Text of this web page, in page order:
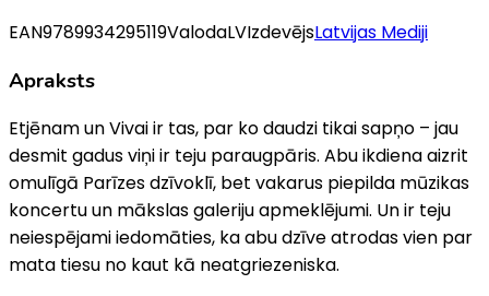
EAN9789934295119ValodaLVIzdevējsLatvijas Mediji
Apraksts
Etjēnam un Vivai ir tas, par ko daudzi tikai sapņo – jau
desmit gadus viņi ir teju paraugpāris. Abu ikdiena aizrit
omulīgā Parīzes dzīvoklī, bet vakarus piepilda mūzikas
koncertu un mākslas galeriju apmeklējumi. Un ir teju
neiespējami iedomāties, ka abu dzīve atrodas vien par
mata tiesu no kaut kā neatgriezeniska.